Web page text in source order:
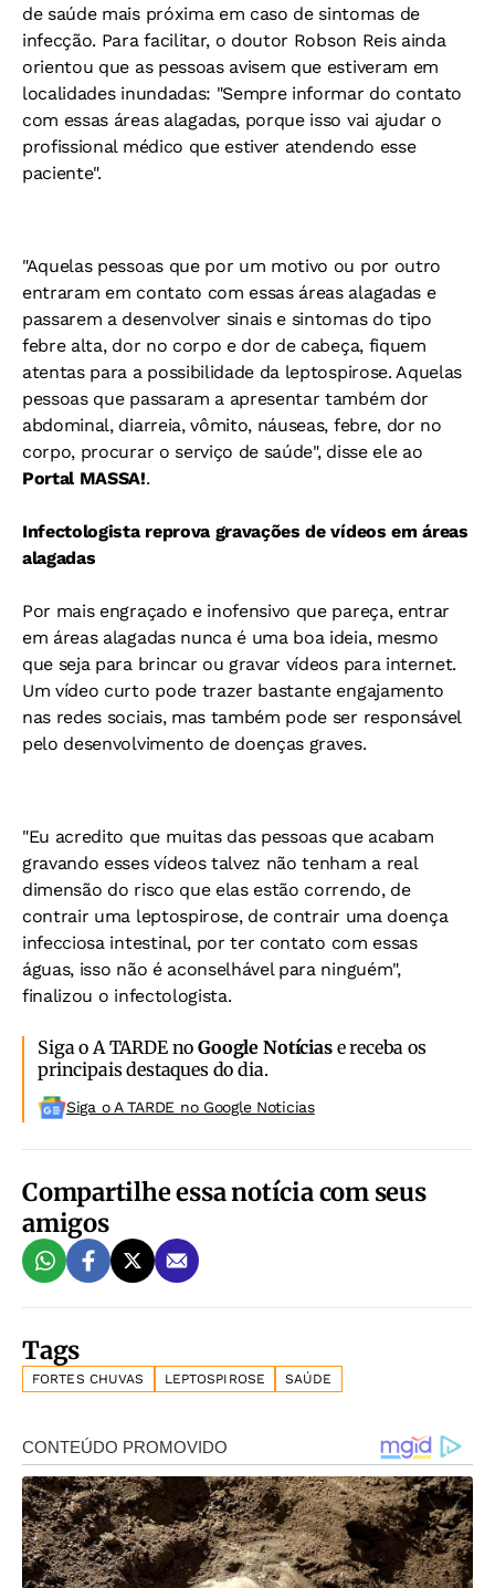
de saúde mais próxima em caso de sintomas de
infecção. Para facilitar, o doutor Robson Reis ainda
orientou que as pessoas avisem que estiveram em
localidades inundadas: "Sempre informar do contato
com essas áreas alagadas, porque isso vai ajudar o
profissional médico que estiver atendendo esse
paciente".
"Aquelas pessoas que por um motivo ou por outro
entraram em contato com essas áreas alagadas e
passarem a desenvolver sinais e sintomas do tipo
febre alta, dor no corpo e dor de cabeça, fiquem
atentas para a possibilidade da leptospirose. Aquelas
pessoas que passaram a apresentar também dor
abdominal, diarreia, vômito, náuseas, febre, dor no
corpo, procurar o serviço de saúde", disse ele ao
Portal MASSA!.
Infectologista reprova gravações de vídeos em áreas
alagadas
Por mais engraçado e inofensivo que pareça, entrar
em áreas alagadas nunca é uma boa ideia, mesmo
que seja para brincar ou gravar vídeos para internet.
Um vídeo curto pode trazer bastante engajamento
nas redes sociais, mas também pode ser responsável
pelo desenvolvimento de doenças graves.
"Eu acredito que muitas das pessoas que acabam
gravando esses vídeos talvez não tenham a real
dimensão do risco que elas estão correndo, de
contrair uma leptospirose, de contrair uma doença
infecciosa intestinal, por ter contato com essas
águas, isso não é aconselhável para ninguém",
finalizou o infectologista.
Siga o A TARDE noGoogle Notíciase receba os
principais destaques do dia.
Siga o A TARDE no Google Noticias
Compartilhe essa notícia com seus
amigos
Tags
FORTES CHUVAS LEPTOSPIROSE SAÚDE